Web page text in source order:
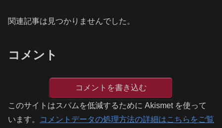
関連記事は見つかりませんでした。
コメント
コメントを書き込む
このサイトはスパムを低減するために Akismet を使って
います。
コメントデータの処理方法の詳細はこちらをご覧